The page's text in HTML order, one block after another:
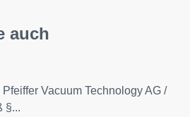
auch
Vacuum Technology AG /
§...